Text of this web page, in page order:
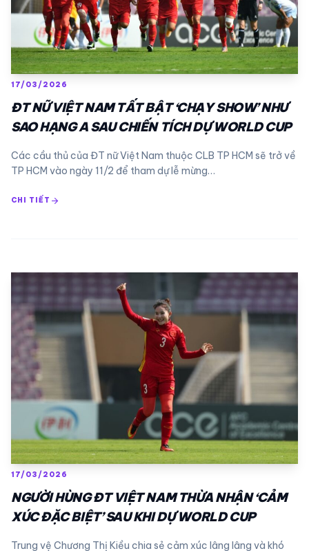
17/03/2026
ĐT NỮ VIỆT NAM TẤT BẬT ‘CHẠY SHOW’ NHƯ
SAO HẠNG A SAU CHIẾN TÍCH DỰ WORLD CUP
Các cầu thủ của ĐT nữ Việt Nam thuộc CLB TP HCM sẽ trở về
TP HCM vào ngày 11/2 để tham dự lễ mừng…
CHI TIẾT arrow_forward
17/03/2026
NGƯỜI HÙNG ĐT VIỆT NAM THỪA NHẬN ‘CẢM
XÚC ĐẶC BIỆT’ SAU KHI DỰ WORLD CUP
Trung vệ Chương Thị Kiều chia sẻ cảm xúc lâng lâng và khó